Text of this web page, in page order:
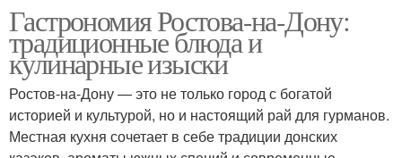
Гастрономия Ростова-на-Дону:
традиционные блюда и
кулинарные изыски
Ростов-на-Дону — это не только город с богатой
историей и культурой, но и настоящий рай для гурманов.
Местная кухня сочетает в себе традиции донских